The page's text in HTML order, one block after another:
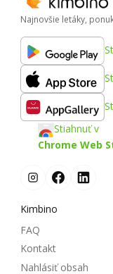
Najnovšie letáky,
Stiahnuť v
Chrome Web
Kimbino
FAQ
Kontakt
Nahlásiť obsah